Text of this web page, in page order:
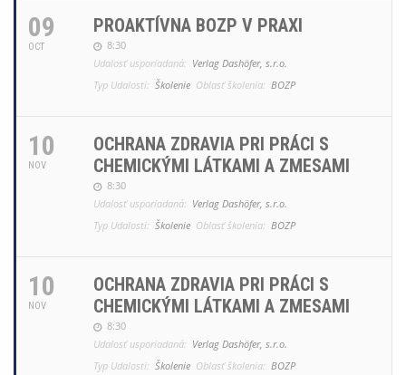
09
OCT
PROAKTÍVNA BOZP V PRAXI
8:30
Udalosť usporiadaná: Verlag Dashöfer, s.r.o.
Typ Udalosti: Školenie Oblasť školenia: BOZP
10
NOV
OCHRANA ZDRAVIA PRI PRÁCI S
CHEMICKÝMI LÁTKAMI A ZMESAMI
8:30
Udalosť usporiadaná: Verlag Dashöfer, s.r.o.
Typ Udalosti: Školenie Oblasť školenia: BOZP
10
NOV
OCHRANA ZDRAVIA PRI PRÁCI S
CHEMICKÝMI LÁTKAMI A ZMESAMI
8:30
Udalosť usporiadaná: Verlag Dashöfer, s.r.o.
Typ Udalosti: Školenie Oblasť školenia: BOZP